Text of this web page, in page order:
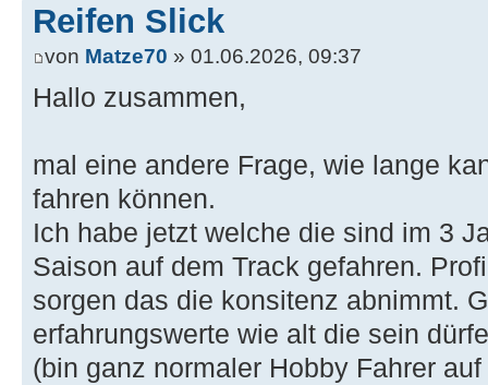
Reifen Slick
von Matze70 » 01.06.2026, 09:37
Hallo zusammen,
mal eine andere Frage, wie lange
fahren können.
Ich habe jetzt welche die sind im 3
Saison auf dem Track gefahren.
sorgen das die konsitenz abnimmt.
erfahrungswerte wie alt die sein
(bin ganz normaler Hobby Fahrer